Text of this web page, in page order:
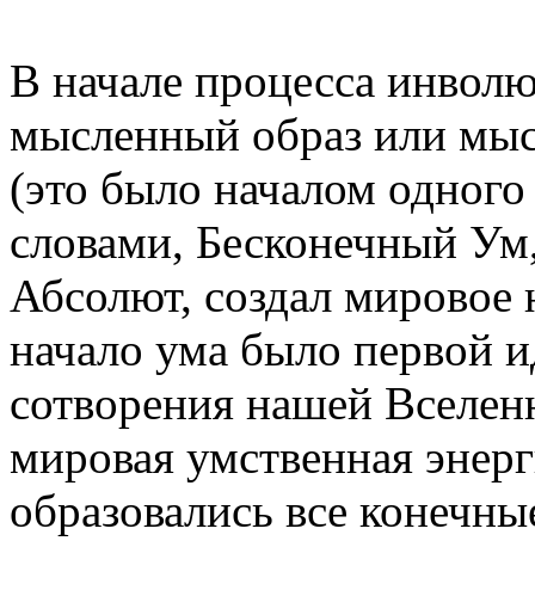
В начале процесса
мысленный образ или
(это было началом
словами, Бесконечный
Абсолют, создал
начало ума было первой
сотворения нашей
мировая умственная
образовались все